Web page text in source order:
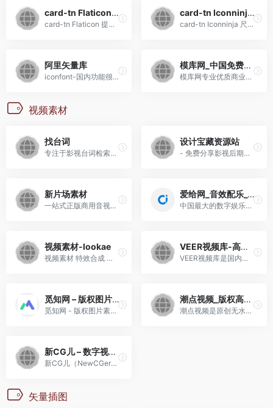
card-tn Flaticon图标
card-tn Flaticon 提供了大量...
card-tn Iconninja图标
card-tn Iconninja 尺寸格式...
阿里矢量库
iconfont-国内功能很强大且图...
模库网_中国免费设计素材图片库_优质设计模板下载网站
模库网专业优质商业素材免费...
视频素材
找台词
专注于影视台词检索的免费工具型平台
设计宝藏资源站
- 免费分享影视后期三维CG特效设计资源软件设计宝藏资源站,AE,C4D,After Effects,blender,AE教程,AE插件,FCPX,FCPX插件,教程,插件,blender教程,AE模板,PR模板,CG资源,blender插件
新片场素材
一站式正版商用音视频素材平台 超1亿全球精选素材供你挑选
爱给网_音效配乐_3D模型_视频素材_免费下载
中国最大的数字娱乐免费素材...
视频素材-lookae
视频素材 特效合成 实拍素材
VEER视频库-高清视频_视频版权_视频购买_视频下载
VEER视频库是国内优质高清视...
觅知网 – 版权图片素材网站,PPT模板,PS,AI,PNG图片素材会员免费下载
觅知网 - 版权图片素材网站,P...
潮点视频_版权高清视频素材下载网站-正版可商用
潮点视频是原创无水印视频素...
新CG儿 – 数字视觉分享平台 | AE模板_视频素材_免费下载
新CG儿（NewCGer）致力于为广...
矢量插图